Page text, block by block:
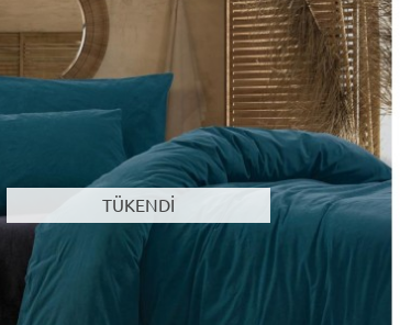
TÜKENDİ